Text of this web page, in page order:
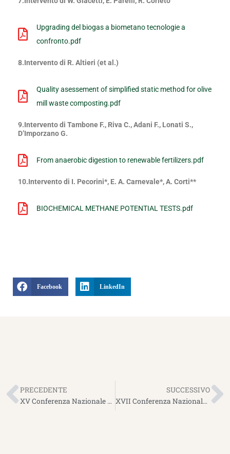
Upgrading del biogas a biometano tecnologie a
confronto.pdf
8.Intervento di R. Altieri (et al.)
Quality asessement of simplified static method for olive
mill waste composting.pdf
9.Intervento di Tambone F., Riva C., Adani F., Lonati S.,
D’Imporzano G.
From anaerobic digestion to renewable fertilizers.pdf
10.Intervento di I. Pecorini*, E. A. Carnevale*, A. Corti**
BIOCHEMICAL METHANE POTENTIAL TESTS.pdf
Facebook LinkedIn
Precedente
PRECEDENTE
XV Conferenza Nazionale sul Compostaggio 2013
SUCCESSIVO
XVII Conferenza Nazionale sul Compostaggio 2015